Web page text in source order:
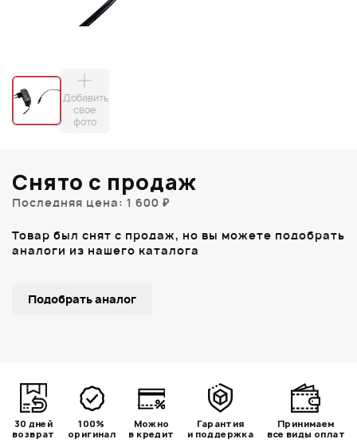
Добавить
свое
фото
Снято с продаж
Последняя цена: 1 600 ₽
Товар был снят с продаж, но вы можете подобрать
аналоги из нашего каталога
Подобрать аналог
30 дней
возврат
100%
оригинал
Можно
в кредит
Гарантия
и поддержка
Принимаем
все виды оплат